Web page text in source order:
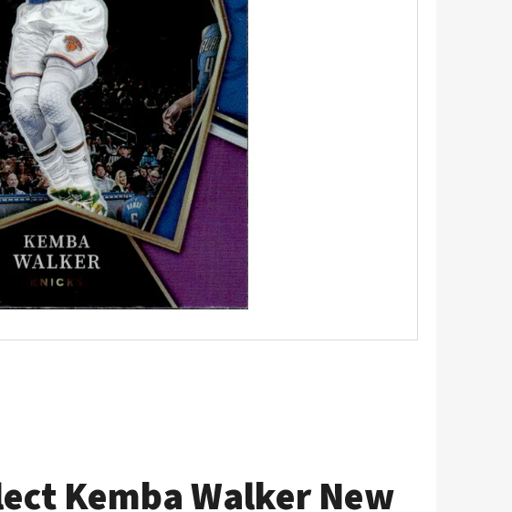
Kemba Walker New
POKÉMON TCG: ME05 - PITCH BLACK
BUNDLE
Kč